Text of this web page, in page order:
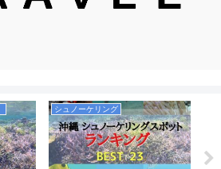
シュノーケリング